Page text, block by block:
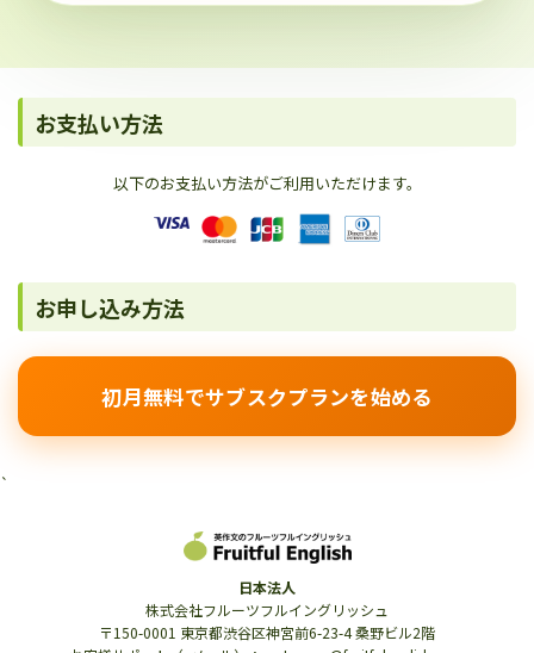
お支払い方法
以下のお支払い方法がご利用いただけます。
お申し込み方法
初月無料でサブスクプランを始める
`
日本法人
株式会社フルーツフルイングリッシュ
〒150-0001 東京都渋谷区神宮前6-23-4 桑野ビル2階